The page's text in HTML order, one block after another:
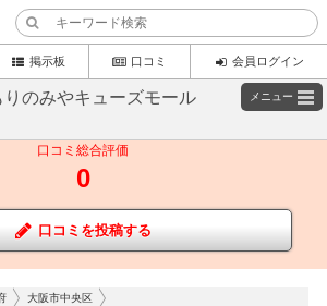
掲示板 口コミ 会員ログイン
のみやキューズモール
メニュー
口コミ総合評価
0
口コミを投稿する
大阪市中央区